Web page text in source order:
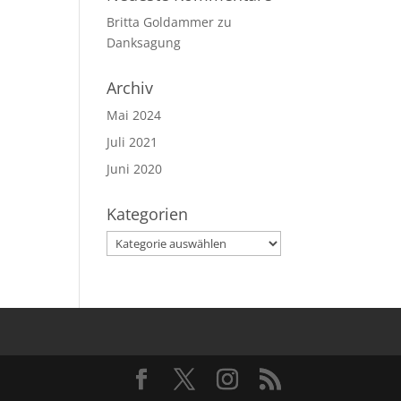
Britta Goldammer zu
Danksagung
Archiv
Mai 2024
Juli 2021
Juni 2020
Kategorien
Kategorien